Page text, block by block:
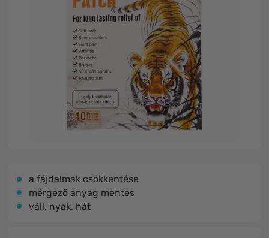
a fájdalmak csökkentése
mérgező anyag mentes
váll, nyak, hát